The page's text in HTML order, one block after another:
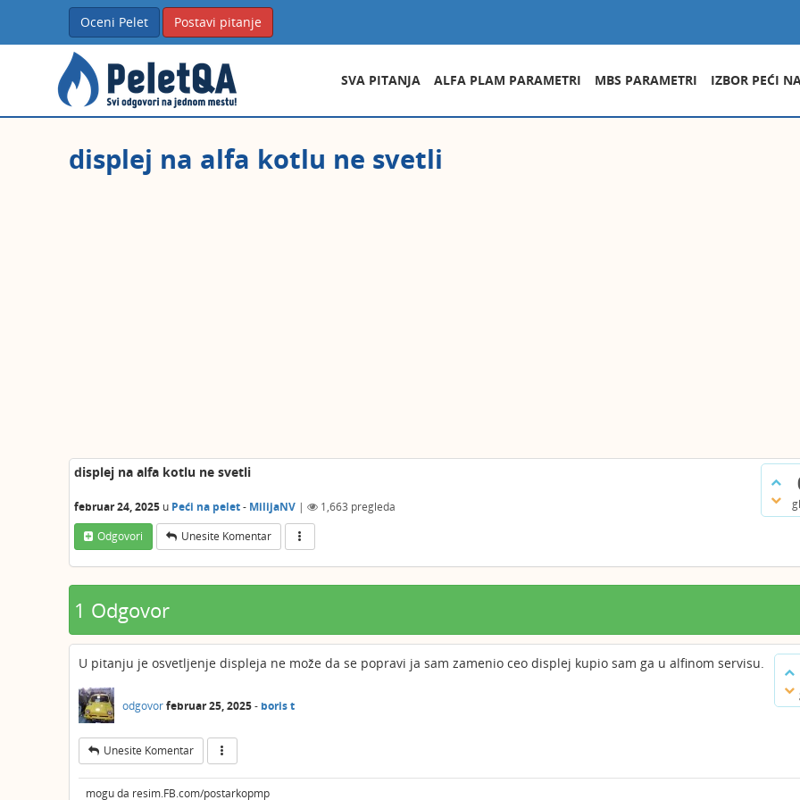
Oceni Pelet Postavi pitanje
SVA PITANJA ALFA PLAM PARAMETRI MBS PARAMETRI IZBOR PEĆI
displej na alfa kotlu ne svetli
displej na alfa kotlu ne svetli
februar 24, 2025 u Peći na pelet- MilijaNV | 1,663 pregleda
Odgovori
Unesite Komentar
1 Odgovor
U pitanju je osvetljenje displeja ne može da se popravi ja sam zamenio ceo displej kupio sam ga u alfinom servisu.
odgovorfebruar 25, 2025- boris t
Unesite Komentar
mogu da resim.FB.com/postarkopmp